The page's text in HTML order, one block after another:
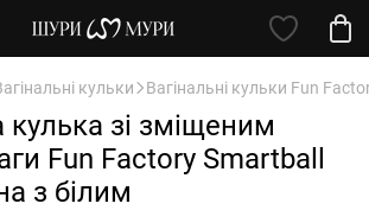
кульки Вагінальні кульки Fun
кулька зі зміщеним
Fun Factory Smartball
з білим